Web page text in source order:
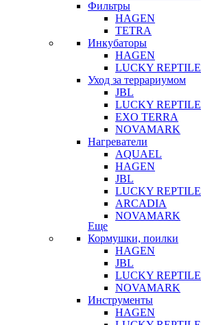
Фильтры
HAGEN
TETRA
Инкубаторы
HAGEN
LUCKY REPTILE
Уход за террариумом
JBL
LUCKY REPTILE
EXO TERRA
NOVAMARK
Нагреватели
AQUAEL
HAGEN
JBL
LUCKY REPTILE
ARCADIA
NOVAMARK
Еще
Кормушки, поилки
HAGEN
JBL
LUCKY REPTILE
NOVAMARK
Инструменты
HAGEN